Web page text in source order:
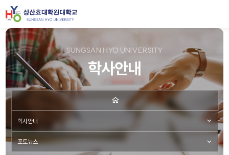
SUNGSAN HYO UNIVERSITY
학사안내
학사안내
포토뉴스